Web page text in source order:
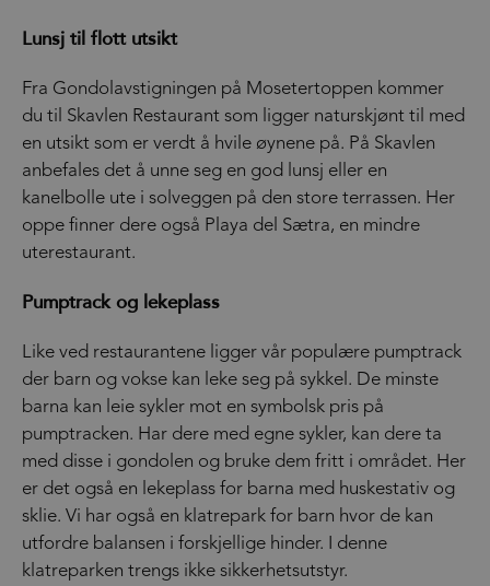
Lunsj til flott utsikt
Fra Gondolavstigningen på Mosetertoppen kommer
du til Skavlen Restaurant som ligger naturskjønt til med
en utsikt som er verdt å hvile øynene på. På Skavlen
anbefales det å unne seg en god lunsj eller en
kanelbolle ute i solveggen på den store terrassen. Her
oppe finner dere også Playa del Sætra, en mindre
uterestaurant.
Pumptrack og lekeplass
Like ved restaurantene ligger vår populære pumptrack
der barn og vokse kan leke seg på sykkel. De minste
barna kan leie sykler mot en symbolsk pris på
pumptracken. Har dere med egne sykler, kan dere ta
med disse i gondolen og bruke dem fritt i området. Her
er det også en lekeplass for barna med huskestativ og
sklie. Vi har også en klatrepark for barn hvor de kan
utfordre balansen i forskjellige hinder. I denne
klatreparken trengs ikke sikkerhetsutstyr.